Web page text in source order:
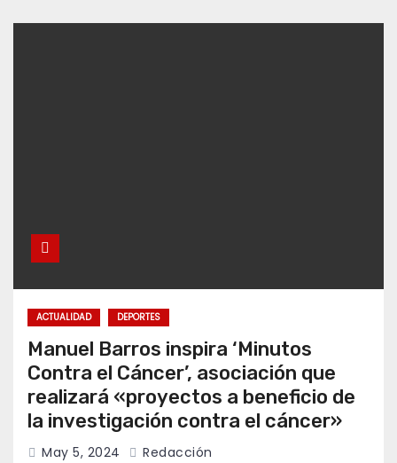
ACTUALIDAD DEPORTES
Manuel Barros inspira ‘Minutos
Contra el Cáncer’, asociación que
realizará «proyectos a beneficio de
la investigación contra el cáncer»
May 5, 2024 Redacción